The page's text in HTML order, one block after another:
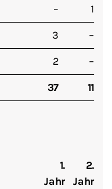
–
1
3
–
2
–
37 11
1.
Jahr
2.
Jahr